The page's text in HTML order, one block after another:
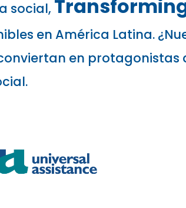
social,
en América Latina.
en protagonistas